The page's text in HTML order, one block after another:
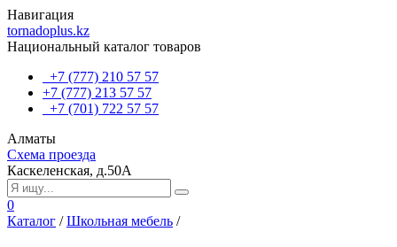
Навигация
tornadoplus.kz
Национальный каталог товаров
+7 (777) 210 57 57
+7 (777) 213 57 57
+7 (701) 722 57 57
Алматы
Схема проезда
Каскеленская, д.50А
0
Каталог /Школьная мебель /